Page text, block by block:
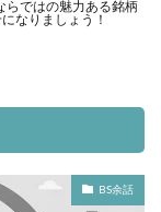
らではの魅力ある銘柄
なりましょう！
BS余話